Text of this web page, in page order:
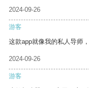
2024-09-26
游客
这款app就像我的私人导师
2024-09-26
游客